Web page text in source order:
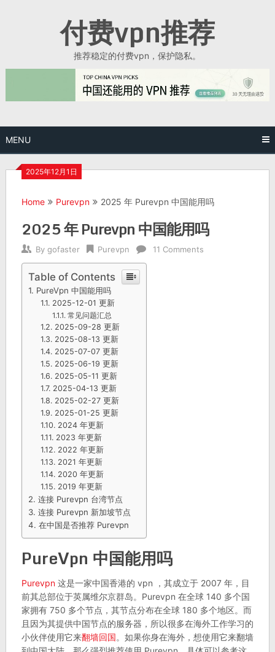
付费vpn推荐
推荐稳定的付费vpn，保护隐私。
MENU
2025年12月1日
Home Purevpn 2025 年 Purevpn 中国能用吗
2025 年 Purevpn 中国能用吗
By gofaster Purevpn 11 Comments
Table of Contents
PureVpn 中国能用吗
2025-12-01 更新
常见问题汇总
2025-09-28 更新
2025-08-13 更新
2025-07-07 更新
2025-06-19 更新
2025-05-11 更新
2025-04-13 更新
2025-02-27 更新
2025-01-25 更新
2024 年更新
2023 年更新
2022 年更新
2021 年更新
2020 年更新
2019 年更新
连接 Purevpn 台湾节点
连接 Purevpn 新加坡节点
在中国是否推荐 Purevpn
PureVpn 中国能用吗
Purevpn这是一家中国香港的 vpn ，其成立于 2007 年，目
前其总部位于英属维尔京群岛。Purevpn 在全球 140 多个国
家拥有 750 多个节点，其节点分布在全球 180 多个地区。而
且因为其提供中国节点的服务器，所以很多在海外工作学习的
小伙伴使用它来翻墙回国。如果你身在海外，想使用它来翻墙